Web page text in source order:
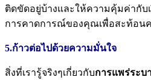
ติดขัดอยู่บ้างและให้ความคุ้มค่ากับ
การคาดการณ์ของคุณเพื่อสะท้อน
5.ก้าวต่อไปด้วยความมั่นใจ
สิ่งที่เรารู้จริงๆเกี่ยวกับการแพร่ระบ